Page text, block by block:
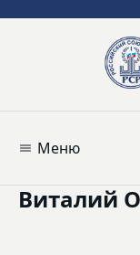
Меню
Виталий